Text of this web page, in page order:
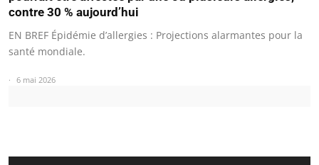
contre 30 % aujourd’hui
EN BREF Épidémie d’allergies : Projections alarmantes pour la
santé mondiale.
6 mai 2026